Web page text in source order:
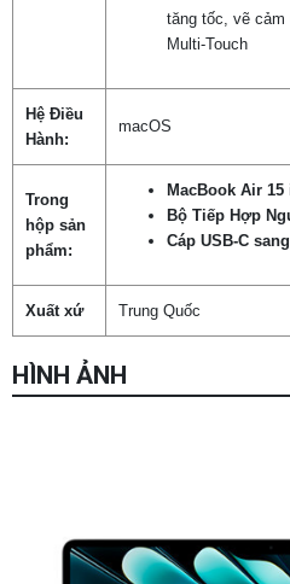
tăng tốc, vẽ
Multi‑Touch
Hệ Điều
Hành:
macOS
Trong
hộp sản
phẩm:
MacBook Air 15
Bộ Tiếp Hợp
Cáp USB-C
Xuất xứ Trung Quốc
HÌNH ẢNH